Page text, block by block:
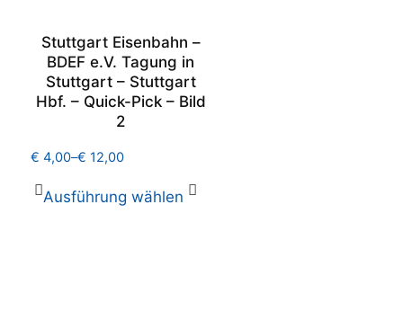
Stuttgart Eisenbahn –
BDEF e.V. Tagung in
Stuttgart – Stuttgart
Hbf. – Quick-Pick – Bild
2
€ 4,00–€ 12,00
Ausführung wählen